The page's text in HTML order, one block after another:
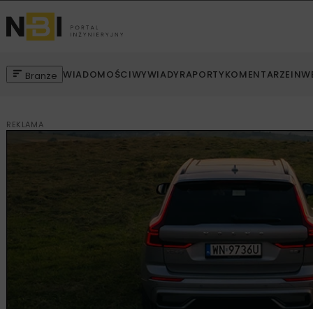
Branże WIADOMOŚCIWYWIADYRAPORTYKOMENTARZE
REKLAMA